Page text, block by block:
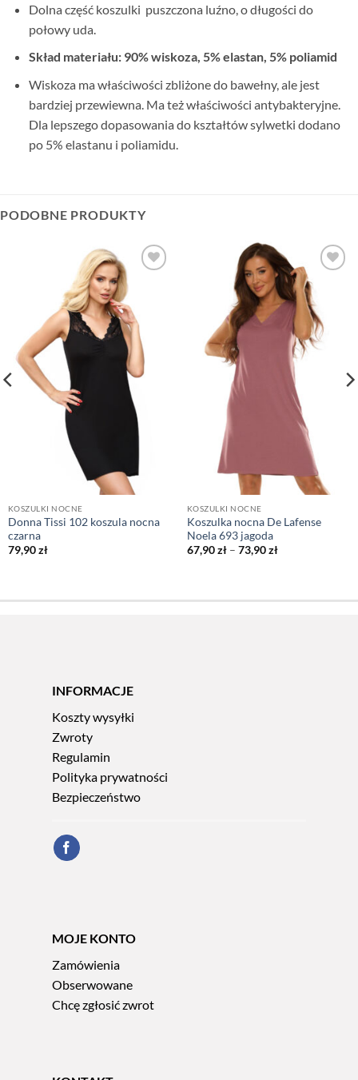
Dolna część koszulki puszczona luźno, o długości do
połowy uda.
Skład materiału: 90% wiskoza, 5% elastan, 5% poliamid
Wiskoza ma właściwości zbliżone do bawełny, ale jest
bardziej przewiewna. Ma też właściwości antybakteryjne.
Dla lepszego dopasowania do kształtów sylwetki dodano
po 5% elastanu i poliamidu.
PODOBNE PRODUKTY
KOSZULKI NOCNE
Donna Tissi 102 koszula nocna
czarna
79,90zł
KOSZULKI NOCNE
Koszulka nocna De Lafense
Noela 693 jagoda
67,90zł – 73,90złZakres
73,90 zł
INFORMACJE
Koszty wysyłki
Zwroty
Regulamin
Polityka prywatności
Bezpieczeństwo
MOJE KONTO
Zamówienia
Obserwowane
Chcę zgłosić zwrot